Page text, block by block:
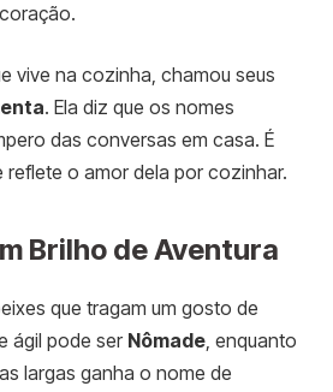
vive na cozinha, chamou seus
. Ela diz que os nomes
das conversas em casa. É
reflete o amor dela por cozinhar.
Brilho de Aventura
que tragam um gosto de
ágil pode ser Nômade , enquanto
largas ganha o nome de